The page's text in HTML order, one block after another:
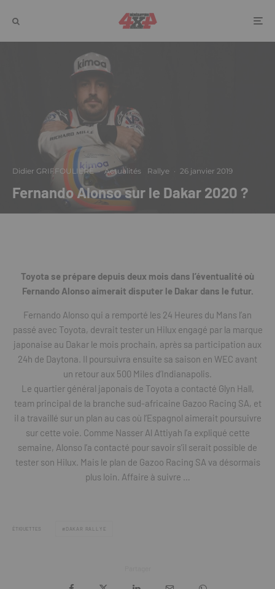
Didier GRIFFOULIERE · Actualités Rallye · 26 janvier 2019
Fernando Alonso sur le Dakar 2020 ?
Toyota se prépare depuis deux mois dans l’éventualité où
Fernando Alonso aimerait disputer le Dakar dans le futur.
Fernando Alonso qui a remporté les 24 Heures du Mans l’an
passé avec Toyota, devrait tester un Hilux engagé par la marque
japonaise au Dakar le mois prochain, après sa participation aux
24h de Daytona. Il poursuivra ensuite sa saison en WEC avant
un retour aux 500 Miles d’Indianapolis.
Le quartier général japonais de Toyota a contacté Glyn Hall,
team principal de la branche sud-africaine Gazoo Racing SA, et
il a travaillé sur un plan au cas où l’Espagnol aimerait poursuivre
sur cette voie. Comme Nasser Al Attiyah l’a expliqué cette
semaine, Alonso l’a contacté pour savoir s’il serait possible de
tester son Hilux. Mais le plan de Gazoo Racing SA va désormais
plus loin. Affaire à suivre …
ÉTIQUETTES DAKAR RALLYE